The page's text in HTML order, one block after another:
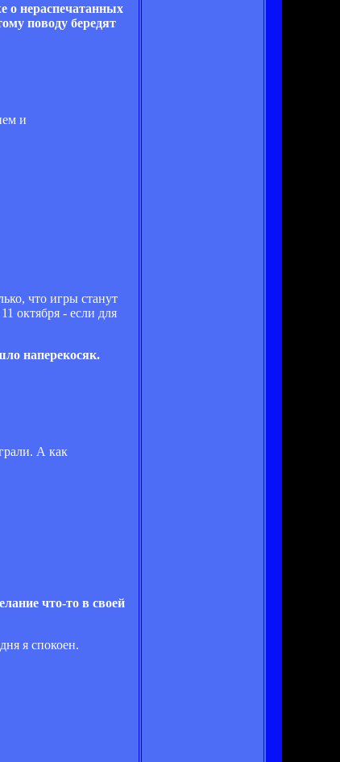
о нераспечатанных
поводу бередят
и
что игры станут
октября - если для
наперекосяк.
А как
что-то в своей
я спокоен.